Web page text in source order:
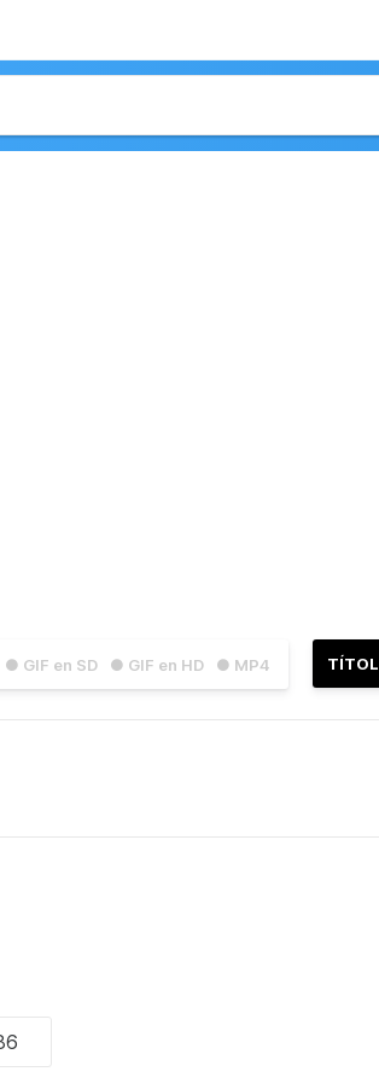
● GIF en SD ● GIF en HD ● MP4 TÍTOL